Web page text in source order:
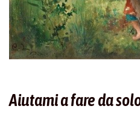
Aiutami a fare da